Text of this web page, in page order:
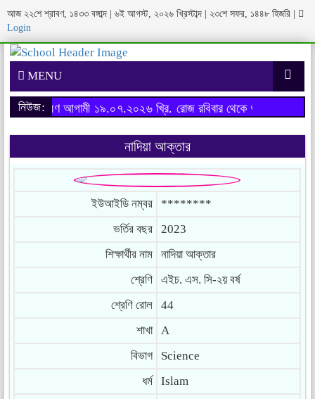
আজ ২২শে শ্রাবণ, ১৪৩৩ বঙ্গাব্দ ৬ই আগস্ট, ২০২৬ খ্রিস্টাব্দ ২৩শে সফর, ১৪৪৮ হিজরি
Login
MENU
নিউজ:
ফরম পূরণ আগামী ১৯.০৭.২০২৬ খ্রি. রোজ রবিবার থেকে শুরু হবে।
নাদিয়া আক্তার
ইউআইডি নম্বর
********
ভর্তির বছর
2023
শিক্ষার্থীর নাম
নাদিয়া আক্তার
শ্রেণি
এইচ. এস. সি-২য় বর্ষ
শ্রেণি রোল
44
শাখা
A
বিভাগ
Science
ধর্ম
Islam